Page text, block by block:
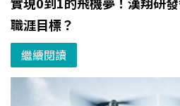
職涯目標？
繼續閱讀